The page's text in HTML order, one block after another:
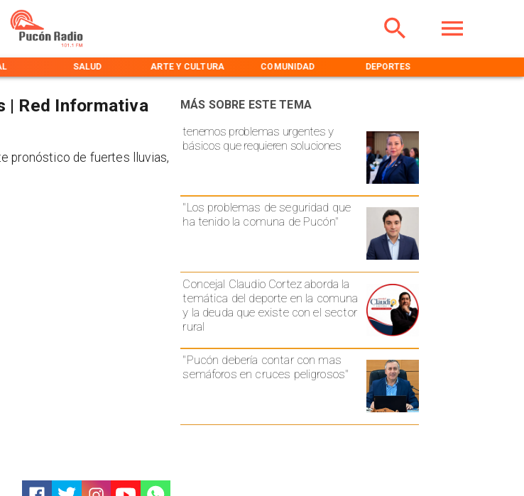
SALUD ARTE Y CULTURA COMUNIDAD DEPORTES
tenemos problemas urgentes y
básicos que requieren soluciones
"Los problemas de seguridad que
ha tenido la comuna de Pucón"
Concejal Claudio Cortez aborda la
temática del deporte en la comuna
y la deuda que existe con el sector
rural
"Pucón debería contar con mas
semáforos en cruces peligrosos"
MÁS SOBRE ESTE TEMA
| Red Informativa
pronóstico de fuertes lluvias,